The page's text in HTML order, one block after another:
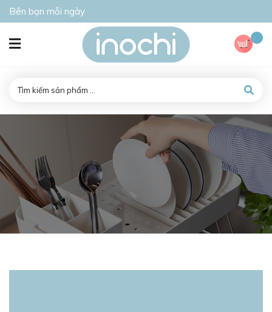
Bên bạn mỗi ngày